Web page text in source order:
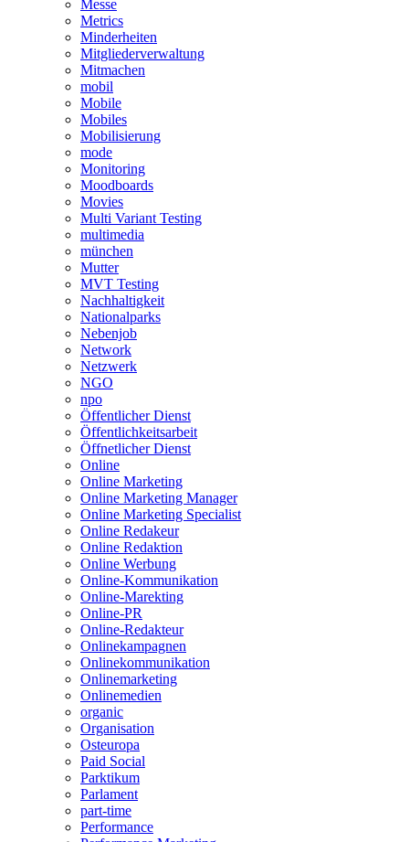
Messe
Metrics
Minderheiten
Mitgliederverwaltung
Mitmachen
mobil
Mobile
Mobiles
Mobilisierung
mode
Monitoring
Moodboards
Movies
Multi Variant Testing
multimedia
münchen
Mutter
MVT Testing
Nachhaltigkeit
Nationalparks
Nebenjob
Network
Netzwerk
NGO
npo
Öffentlicher Dienst
Öffentlichkeitsarbeit
Öffnetlicher Dienst
Online
Online Marketing
Online Marketing Manager
Online Marketing Specialist
Online Redakeur
Online Redaktion
Online Werbung
Online-Kommunikation
Online-Marekting
Online-PR
Online-Redakteur
Onlinekampagnen
Onlinekommunikation
Onlinemarketing
Onlinemedien
organic
Organisation
Osteuropa
Paid Social
Parktikum
Parlament
part-time
Performance